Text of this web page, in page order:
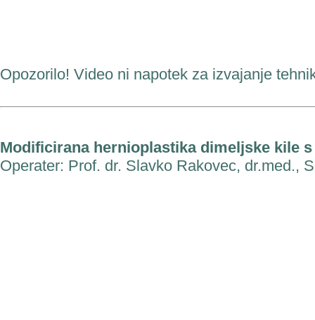
Opozorilo! Video ni napotek za izvajanje
Modificirana hernioplastika dimeljske kile
Operater: Prof. dr. Slavko Rakovec, dr.med.,